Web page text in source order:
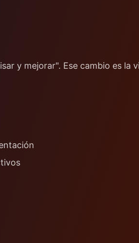
y mejorar". Ese cambio es la